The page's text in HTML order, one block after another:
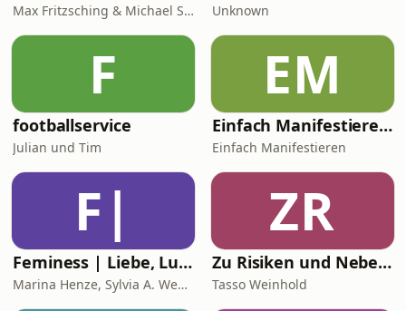
Max Fritzsching & Michael Strohmaier Unknown
F
footballservice
Julian und Tim
EM
Einfach Manifestieren - Mindset (um)programmieren
Einfach Manifestieren
F|
Feminess | Liebe, Lust & Geld
Marina Henze, Sylvia A. Wenniges, Doreen Amlung, Katja Borasch
ZR
Zu Risiken und Nebenwirkungen
Tasso Weinhold